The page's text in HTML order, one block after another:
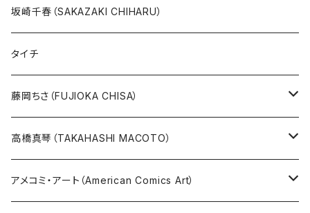
その他
坂崎千春（SAKAZAKI CHIHARU）
タイチ
藤岡ちさ（FUJIOKA CHISA）
版画
原画
高橋真琴（TAKAHASHI MACOTO）
版画
アメコミ・アート（American Comics Art）